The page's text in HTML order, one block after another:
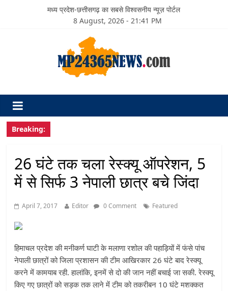
मध्य प्रदेश-छत्तीसगढ़ का सबसे विश्वसनीय न्यूज़ पोर्टल
8 August, 2026 - 21:41 PM
Breaking:
26 घंटे तक चला रेस्क्यू ऑपरेशन, 5
में से सिर्फ 3 नेपाली छात्र बचे जिंदा
April 7, 2017 Editor 0 Comment Featured
हिमाचल प्रदेश की मनीकर्ण घाटी के मलाणा रशोल की पहाड़ियों में फंसे पांच
नेपाली छात्रों को जिला प्रशासन की टीम आखिरकार 26 घंटे बाद रेस्क्यू
करने में कामयाब रही. हालांकि, इनमें से दो की जान नहीं बचाई जा सकी. रेस्क्यू
किए गए छात्रों को सड़क तक लाने में टीम को तकरीबन 10 घंटे मशक्कत